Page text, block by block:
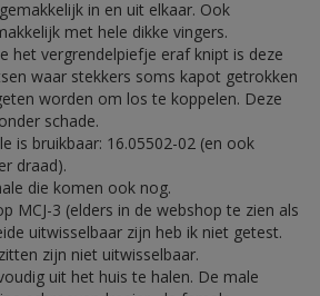
in en uit elkaar. Ook
met hele dikke vingers.
het vergrendelpiefje eraf knipt is deze
waar stekkers soms kapot getrokken
worden om los te koppelen. Deze
schade.
is bruikbaar: 16.05502-02 (en ook
draad).
die komen ook nog.
MCJ-3 (elders in de webshop te zien als
uitwisselbaar zijn heb ik niet getest.
zijn niet uitwisselbaar.
uit het huis te halen. De male